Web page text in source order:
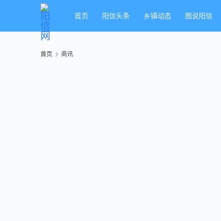
首页 阳信头条 乡镇动态 图说阳信
首页 商讯